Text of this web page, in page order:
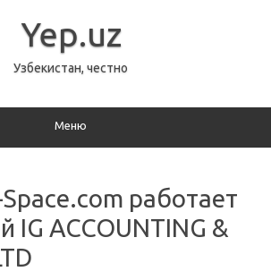
Yep.uz
Узбекистан, честно
Меню
работает
IG ACCOUNTING &